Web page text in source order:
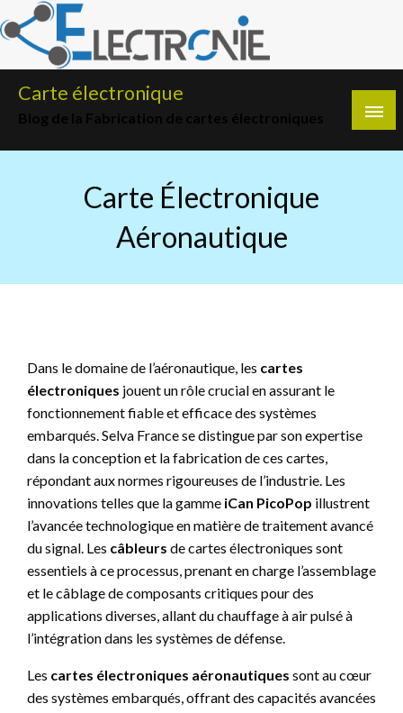
to
content
Carte électronique
Carte Électronique
Aéronautique
Dans le domaine de l’aéronautique, les cartes
électroniques jouent un rôle crucial en assurant le
fonctionnement fiable et efficace des systèmes
embarqués. Selva France se distingue par son expertise
dans la conception et la fabrication de ces cartes,
répondant aux normes rigoureuses de l’industrie. Les
innovations telles que la gamme iCan PicoPop illustrent
l’avancée technologique en matière de traitement avancé
du signal. Les câbleurs de cartes électroniques sont
essentiels à ce processus, prenant en charge l’assemblage
et le câblage de composants critiques pour des
applications diverses, allant du chauffage à air pulsé à
l’intégration dans les systèmes de défense.
Les cartes électroniques aéronautiques sont au cœur
des systèmes embarqués, offrant des capacités avancées